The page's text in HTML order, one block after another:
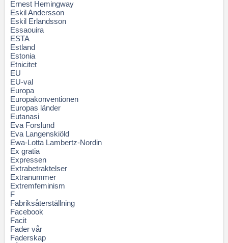
Ernest Hemingway
Eskil Andersson
Eskil Erlandsson
Essaouira
ESTA
Estland
Estonia
Etnicitet
EU
EU-val
Europa
Europakonventionen
Europas länder
Eutanasi
Eva Forslund
Eva Langenskiöld
Ewa-Lotta Lambertz-Nordin
Ex gratia
Expressen
Extrabetraktelser
Extranummer
Extremfeminism
F
Fabriksåterställning
Facebook
Facit
Fader vår
Faderskap